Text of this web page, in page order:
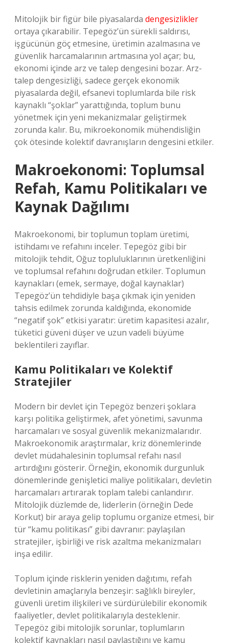
Mitolojik bir figür bile piyasalarda dengesizlikler
ortaya çıkarabilir. Tepegöz’ün sürekli saldırısı,
işgücünün göç etmesine, üretimin azalmasına ve
güvenlik harcamalarının artmasına yol açar; bu,
ekonomi içinde arz ve talep dengesini bozar. Arz-
talep dengesizliği, sadece gerçek ekonomik
piyasalarda değil, efsanevi toplumlarda bile risk
kaynaklı “şoklar” yarattığında, toplum bunu
yönetmek için yeni mekanizmalar geliştirmek
zorunda kalır. Bu, mikroekonomik mühendisliğin
çok ötesinde kolektif davranışların dengesini etkiler.
Makroekonomi: Toplumsal
Refah, Kamu Politikaları ve
Kaynak Dağılımı
Makroekonomi, bir toplumun toplam üretimi,
istihdamı ve refahını inceler. Tepegöz gibi bir
mitolojik tehdit, Oğuz topluluklarının üretkenliğini
ve toplumsal refahını doğrudan etkiler. Toplumun
kaynakları (emek, sermaye, doğal kaynaklar)
Tepegöz’ün tehdidiyle başa çıkmak için yeniden
tahsis edilmek zorunda kaldığında, ekonomide
“negatif şok” etkisi yaratır: üretim kapasitesi azalır,
tüketici güveni düşer ve uzun vadeli büyüme
beklentileri zayıflar.
Kamu Politikaları ve Kolektif
Stratejiler
Modern bir devlet için Tepegöz benzeri şoklara
karşı politika geliştirmek, afet yönetimi, savunma
harcamaları ve sosyal güvenlik mekanizmalarıdır.
Makroekonomik araştırmalar, kriz dönemlerinde
devlet müdahalesinin toplumsal refahı nasıl
artırdığını gösterir. Örneğin, ekonomik durgunluk
dönemlerinde genişletici maliye politikaları, devletin
harcamaları artırarak toplam talebi canlandırır.
Mitolojik düzlemde de, liderlerin (örneğin Dede
Korkut) bir araya gelip toplumu organize etmesi, bir
tür “kamu politikası” gibi davranır: paylaşılan
stratejiler, işbirliği ve risk azaltma mekanizmaları
inşa edilir.
Toplum içinde risklerin yeniden dağıtımı, refah
devletinin amaçlarıyla benzeşir: sağlıklı bireyler,
güvenli üretim ilişkileri ve sürdürülebilir ekonomik
faaliyetler, devlet politikalarıyla desteklenir.
Tepegöz gibi mitolojik sorunlar, toplumların
kolektif kaynakları nasıl paylaştığını ve kamu